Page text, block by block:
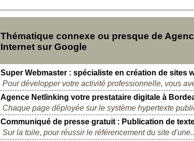
Thématique connexe ou presque de
Internet sur Google
Super Webmaster : spécialiste en création de sites
Pour développer votre activité professionnelle, vous
Agence Netlinking votre prestataire digitale à
Chaque page déployée sur le système hypertexte
Communiqué de presse gratuit : Publication de
Sur la toile, pour réussir le référencement du site